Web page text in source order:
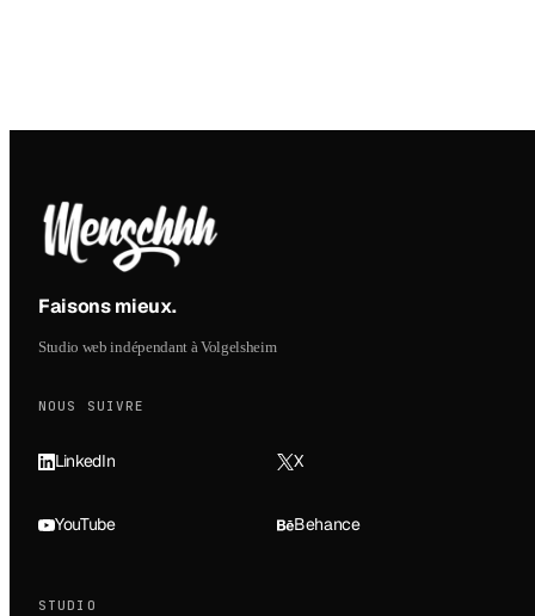
Faisons mieux.
Studio web indépendant à Volgelsheim
NOUS SUIVRE
LinkedIn X
YouTube Behance
STUDIO